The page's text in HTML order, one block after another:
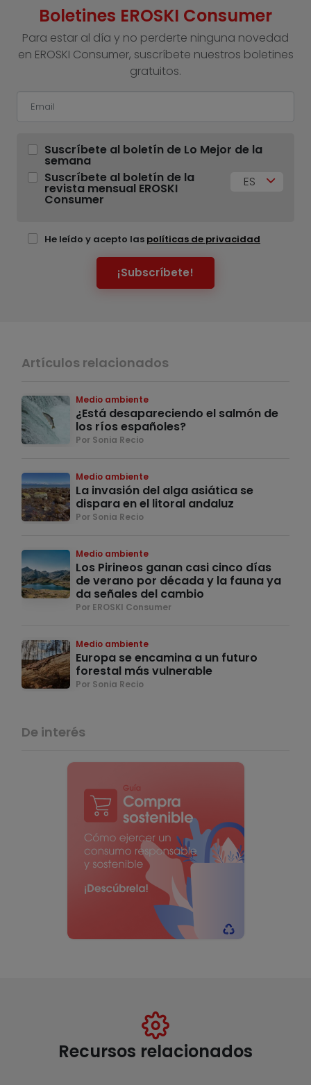
Boletines EROSKI Consumer
Para estar al día y no perderte ninguna novedad
en EROSKI Consumer, suscríbete nuestros boletines
gratuitos.
Suscríbete al boletín de Lo Mejor de la
semana
Suscríbete al boletín de la
revista mensual EROSKI
Consumer
ES
He leído y acepto las políticas de privacidad
¡Subscríbete!
Artículos relacionados
Medio ambiente
¿Está desapareciendo el salmón de
los ríos españoles?
Por Sonia Recio
Medio ambiente
La invasión del alga asiática se
dispara en el litoral andaluz
Por Sonia Recio
Medio ambiente
Los Pirineos ganan casi cinco días
de verano por década y la fauna ya
da señales del cambio
Por EROSKI Consumer
Medio ambiente
Europa se encamina a un futuro
forestal más vulnerable
Por Sonia Recio
De interés
Recursos relacionados